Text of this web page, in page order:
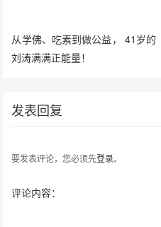
从学佛、吃素到做公益， 41岁的
刘涛满满正能量！
发表回复
要发表评论，您必须先登录。
评论内容：